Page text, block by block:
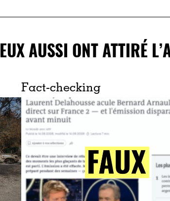
EUX AUSSI ONT ATTIRÉ
Fact-checking